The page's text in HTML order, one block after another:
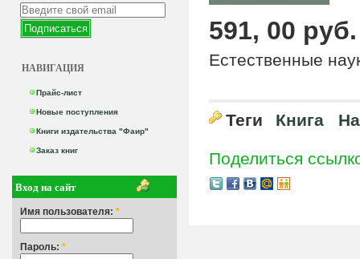
НАВИГАЦИЯ
Прайс-лист
Новые поступления
Книги издательства "Фаир"
Заказ книг
Вход на сайт
Имя пользователя: *
Пароль: *
591, 00 руб.
Естественные
Теги Книга
Поделиться